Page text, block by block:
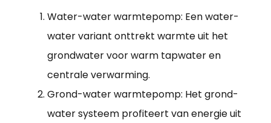
Water-water warmtepomp: Een water-
water variant onttrekt warmte uit het
grondwater voor warm tapwater en
centrale verwarming.
Grond-water warmtepomp: Het grond-
water systeem profiteert van energie uit